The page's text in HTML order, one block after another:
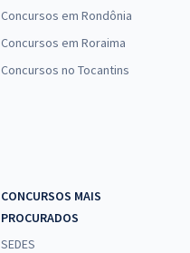
Concursos em Rondônia
Concursos em Roraima
Concursos no Tocantins
CONCURSOS MAIS
PROCURADOS
SEDES